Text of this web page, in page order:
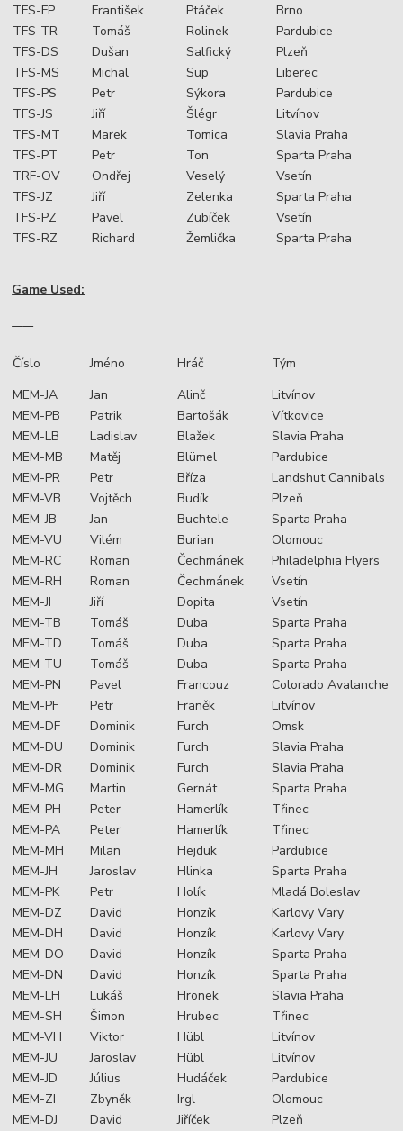
TFS-FP
František Ptáček
Brno
TFS-TR
Tomáš Rolinek
Pardubice
TFS-DS
Dušan Salfický
Plzeň
TFS-MS
Michal Sup
Liberec
TFS-PS
Petr Sýkora
Pardubice
TFS-JS
Jiří Šlégr
Litvínov
TFS-MT
Marek Tomica
Slavia Praha
TFS-PT
Petr Ton
Sparta Praha
TRF-OV
Ondřej Veselý
Vsetín
TFS-JZ
Jiří Zelenka
Sparta Praha
TFS-PZ
Pavel Zubíček
Vsetín
TFS-RZ
Richard Žemlička Sparta Praha
Game Used:
Číslo Jméno Hráč
Tým
MEM-JA
Jan Alinč
Litvínov
MEM-PB
Patrik Bartošák
Vítkovice
MEM-LB
Ladislav Blažek
Slavia Praha
MEM-MB
Matěj Blümel
Pardubice
MEM-PR
Petr Bříza
Landshut Cannibals
MEM-VB
Vojtěch Budík
Plzeň
MEM-JB
Jan Buchtele
Sparta Praha
MEM-VU
Vilém Burian
Olomouc
MEM-RC
Roman Čechmánek
Philadelphia Flyers
MEM-RH
Roman Čechmánek
Vsetín
MEM-JI
Jiří Dopita
Vsetín
MEM-TB
Tomáš Duba
Sparta Praha
MEM-TD
Tomáš Duba
Sparta Praha
MEM-TU
Tomáš Duba
Sparta Praha
MEM-PN
Pavel Francouz
Colorado Avalanche
MEM-PF
Petr Franěk
Litvínov
MEM-DF
Dominik Furch
Omsk
MEM-DU
Dominik Furch
Slavia Praha
MEM-DR
Dominik Furch
Slavia Praha
MEM-MG
Martin Gernát
Sparta Praha
MEM-PH
Peter Hamerlík
Třinec
MEM-PA
Peter Hamerlík
Třinec
MEM-MH
Milan Hejduk
Pardubice
MEM-JH
Jaroslav Hlinka
Sparta Praha
MEM-PK
Petr Holík
Mladá Boleslav
MEM-DZ
David Honzík
Karlovy Vary
MEM-DH
David Honzík
Karlovy Vary
MEM-DO
David Honzík
Sparta Praha
MEM-DN
David Honzík
Sparta Praha
MEM-LH
Lukáš Hronek
Slavia Praha
MEM-SH
Šimon Hrubec
Třinec
MEM-VH
Viktor Hübl
Litvínov
MEM-JU
Jaroslav Hübl
Litvínov
MEM-JD
Július Hudáček
Pardubice
MEM-ZI
Zbyněk Irgl
Olomouc
MEM-DJ
David Jiříček Plzeň